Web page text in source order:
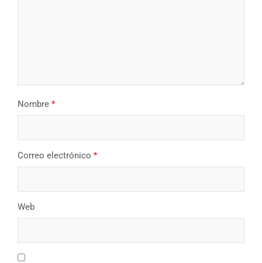
Nombre *
Correo electrónico *
Web